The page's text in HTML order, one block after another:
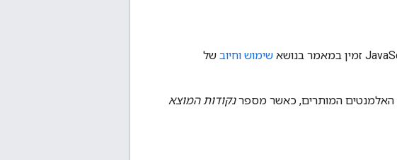
שימוש וחיוב של
נקודות המוצא